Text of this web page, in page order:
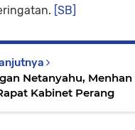
[SB]
Netanyahu,
Kabinet Perang